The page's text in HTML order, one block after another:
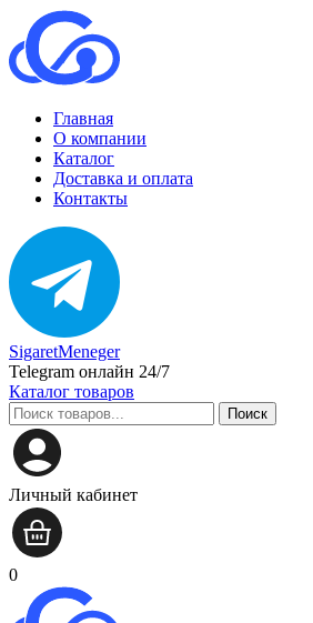
Главная
О компании
Каталог
Доставка и оплата
Контакты
SigaretMeneger
Telegram онлайн 24/7
Каталог товаров
Поиск
Личный кабинет
0